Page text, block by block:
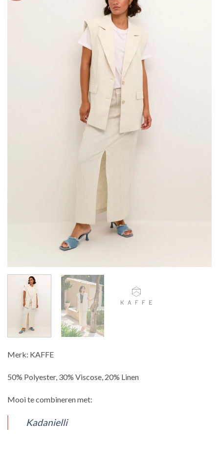
Merk: KAFFE
50% Polyester, 30% Viscose, 20% Linen
Mooi te combineren met:
Kadanielli